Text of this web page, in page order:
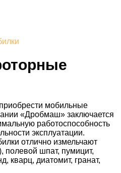
мобильные
«Дробмаш» заключается
работоспособность
эксплуатации.
отлично измельчают
полевой шпат, пумицит,
кварц, диатомит, гранат,